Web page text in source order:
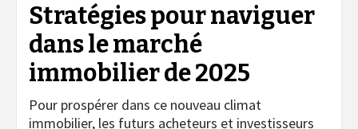
Stratégies pour naviguer
dans le marché
immobilier de 2025
Pour prospérer dans ce nouveau climat
immobilier, les futurs acheteurs et investisseurs